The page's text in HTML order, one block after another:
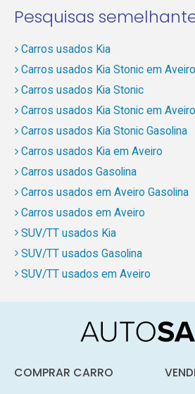
Pesquisas
Carros usados Kia
Carros usados Kia Stonic em
Carros usados Kia Stonic
Carros usados Kia Stonic em Aveiro
Carros usados Kia Stonic Gasolina
Carros usados Kia em Aveiro
Carros usados Gasolina
Carros usados em Aveiro Gasolina
Carros usados em Aveiro
SUV/TT usados Kia
SUV/TT usados Gasolina
SUV/TT usados em Aveiro
COMPRAR CARRO